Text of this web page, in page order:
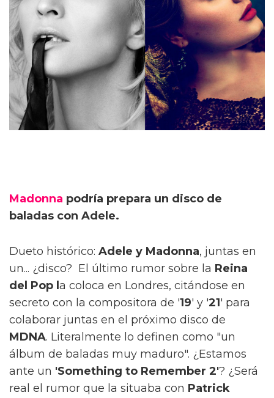
Madonna podría prepara un disco de
baladas con Adele.
Dueto histórico: Adele y Madonna, juntas en
un... ¿disco? El último rumor sobre la Reina
del Pop l a coloca en Londres, citándose en
secreto con la compositora de '19' y '21' para
colaborar juntas en el próximo disco de
MDNA. Literalmente lo definen como "un
álbum de baladas muy maduro". ¿Estamos
ante un 'Something to Remember 2'? ¿Será
real el rumor que la situaba con Patrick